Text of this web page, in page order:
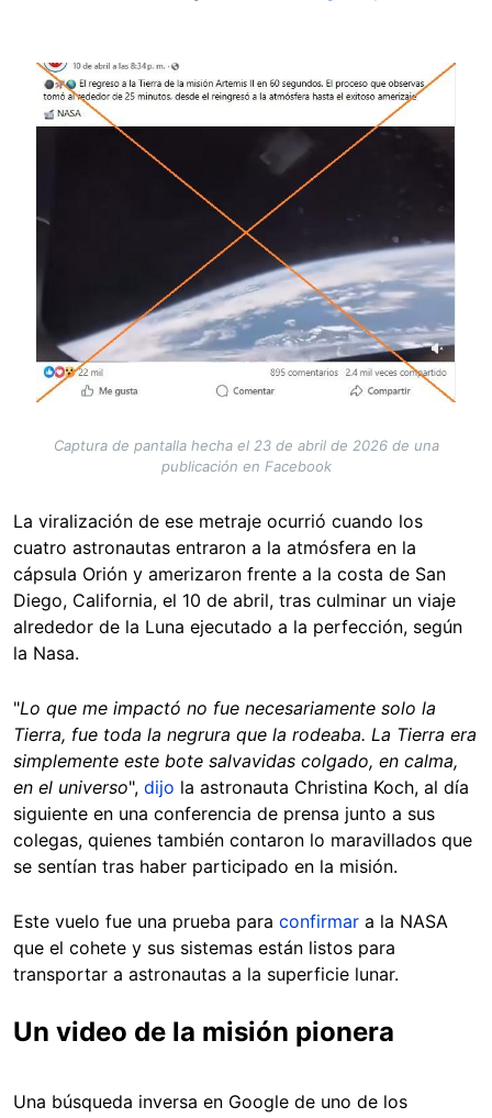
Image
Captura de pantalla hecha el 23 de abril de 2026 de una
publicación en Facebook
La viralización de ese metraje ocurrió cuando los
cuatro astronautas entraron a la atmósfera en la
cápsula Orión y amerizaron frente a la costa de San
Diego, California, el 10 de abril, tras culminar un viaje
alrededor de la Luna ejecutado a la perfección, según
la Nasa.
"Lo que me impactó no fue necesariamente solo la
Tierra, fue toda la negrura que la rodeaba. La Tierra era
simplemente este bote salvavidas colgado, en calma,
en el universo", dijo la astronauta Christina Koch, al día
siguiente en una conferencia de prensa junto a sus
colegas, quienes también contaron lo maravillados que
se sentían tras haber participado en la misión.
Este vuelo fue una prueba para confirmar a la NASA
que el cohete y sus sistemas están listos para
transportar a astronautas a la superficie lunar.
Un video de la misión pionera
Una búsqueda inversa en Google de uno de los